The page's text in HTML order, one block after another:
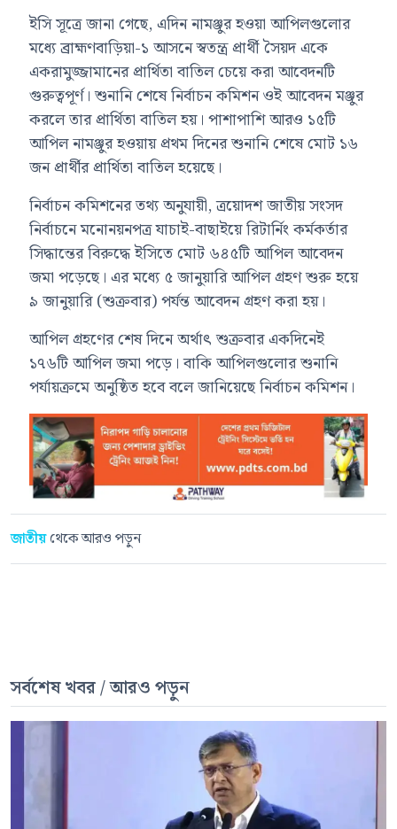
ইসি সূত্রে জানা গেছে, এদিন নামঞ্জুর হওয়া আপিলগুলোর
মধ্যে ব্রাহ্মণবাড়িয়া-১ আসনে স্বতন্ত্র প্রার্থী সৈয়দ একে
একরামুজ্জামানের প্রার্থিতা বাতিল চেয়ে করা আবেদনটি
গুরুত্বপূর্ণ। শুনানি শেষে নির্বাচন কমিশন ওই আবেদন মঞ্জুর
করলে তার প্রার্থিতা বাতিল হয়। পাশাপাশি আরও ১৫টি
আপিল নামঞ্জুর হওয়ায় প্রথম দিনের শুনানি শেষে মোট ১৬
জন প্রার্থীর প্রার্থিতা বাতিল হয়েছে।
নির্বাচন কমিশনের তথ্য অনুযায়ী, ত্রয়োদশ জাতীয় সংসদ
নির্বাচনে মনোনয়নপত্র যাচাই-বাছাইয়ে রিটার্নিং কর্মকর্তার
সিদ্ধান্তের বিরুদ্ধে ইসিতে মোট ৬৪৫টি আপিল আবেদন
জমা পড়েছে। এর মধ্যে ৫ জানুয়ারি আপিল গ্রহণ শুরু হয়ে
৯ জানুয়ারি (শুক্রবার) পর্যন্ত আবেদন গ্রহণ করা হয়।
আপিল গ্রহণের শেষ দিনে অর্থাৎ শুক্রবার একদিনেই
১৭৬টি আপিল জমা পড়ে। বাকি আপিলগুলোর শুনানি
পর্যায়ক্রমে অনুষ্ঠিত হবে বলে জানিয়েছে নির্বাচন কমিশন।
জাতীয়থেকে আরও পড়ুন
সর্বশেষ খবর / আরও পড়ুন